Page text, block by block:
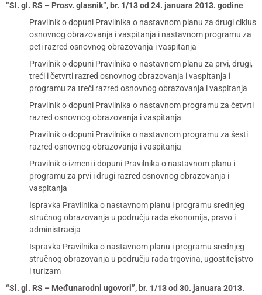
“Sl. gl. RS – Prosv. glasnik”, br. 1/13 od 24. januara 2013. godine
Pravilnik o dopuni Pravilnika o nastavnom planu za drugi ciklus
osnovnog obrazovanja i vaspitanja i nastavnom programu za
peti razred osnovnog obrazovanja i vaspitanja
Pravilnik o dopuni Pravilnika o nastavnom planu za prvi, drugi,
treći i četvrti razred osnovnog obrazovanja i vaspitanja i
programu za treći razred osnovnog obrazovanja i vaspitanja
Pravilnik o dopuni Pravilnika o nastavnom programu za četvrti
razred osnovnog obrazovanja i vaspitanja
Pravilnik o dopuni Pravilnika o nastavnom programu za šesti
razred osnovnog obrazovanja i vaspitanja
Pravilnik o izmeni i dopuni Pravilnika o nastavnom planu i
programu za prvi i drugi razred osnovnog obrazovanja i
vaspitanja
Ispravka Pravilnika o nastavnom planu i programu srednjeg
stručnog obrazovanja u području rada ekonomija, pravo i
administracija
Ispravka Pravilnika o nastavnom planu i programu srednjeg
stručnog obrazovanja u području rada trgovina, ugostiteljstvo
i turizam
“Sl. gl. RS – Međunarodni ugovori”, br. 1/13 od 30. januara 2013.